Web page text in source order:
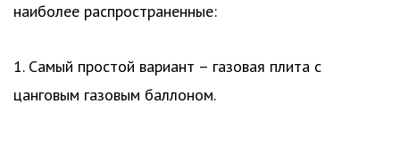
наиболее распространенные:
1. Самый простой вариант – газовая плита с
цанговым газовым баллоном.